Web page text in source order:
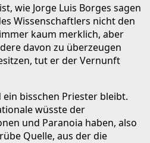
wie Jorge Luis Borges sagen
Wissenschaftlers nicht den
kaum merklich, aber
davon zu überzeugen
tut er der Vernunft
bisschen Priester bleibt.
wüsste der
und Paranoia haben, also
Quelle, aus der die